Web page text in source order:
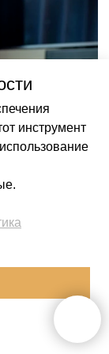
инструмент